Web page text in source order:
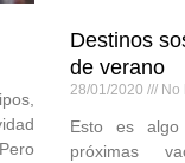
Destinos
de verano
28/01/2020 No
Esto es
próximas